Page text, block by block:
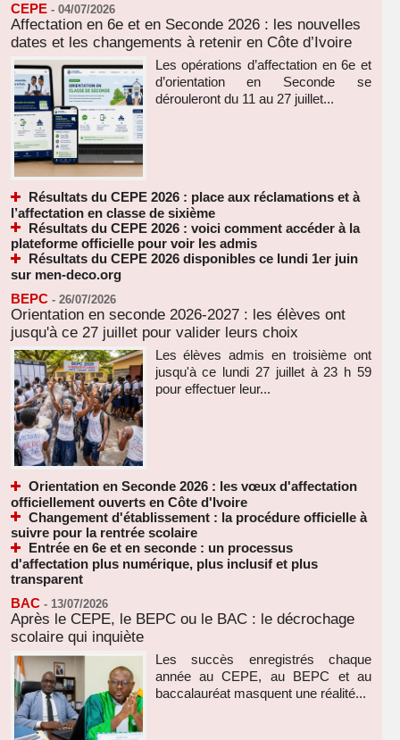
CEPE - 04/07/2026
Affectation en 6e et en Seconde 2026 : les nouvelles
dates et les changements à retenir en Côte d’Ivoire
Les opérations d’affectation en 6e et
d’orientation en Seconde se
dérouleront du 11 au 27 juillet...
Résultats du CEPE 2026 : place aux réclamations et à
l’affectation en classe de sixième
Résultats du CEPE 2026 : voici comment accéder à la
plateforme officielle pour voir les admis
Résultats du CEPE 2026 disponibles ce lundi 1er juin
sur men-deco.org
BEPC - 26/07/2026
Orientation en seconde 2026-2027 : les élèves ont
jusqu'à ce 27 juillet pour valider leurs choix
Les élèves admis en troisième ont
jusqu'à ce lundi 27 juillet à 23 h 59
pour effectuer leur...
Orientation en Seconde 2026 : les vœux d'affectation
officiellement ouverts en Côte d'Ivoire
Changement d'établissement : la procédure officielle à
suivre pour la rentrée scolaire
Entrée en 6e et en seconde : un processus
d'affectation plus numérique, plus inclusif et plus
transparent
BAC - 13/07/2026
Après le CEPE, le BEPC ou le BAC : le décrochage
scolaire qui inquiète
Les succès enregistrés chaque
année au CEPE, au BEPC et au
baccalauréat masquent une réalité...